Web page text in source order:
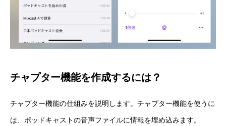
チャプター機能を作成するには？
チャプター機能の仕組みを説明します。チャプター機能を使うに
は、ポッドキャストの音声ファイルに情報を埋め込みます。